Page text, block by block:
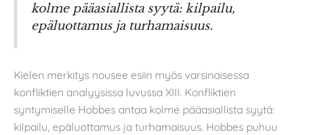
kolme pääasiallista syytä: kilpailu,
epäluottamus ja turhamaisuus.
Kielen merkitys nousee esiin myös varsinaisessa
konfliktien analyysissa luvussa XIII. Konfliktien
syntymiselle Hobbes antaa kolme pääasiallista syytä:
kilpailu, epäluottamus ja turhamaisuus. Hobbes puhuu